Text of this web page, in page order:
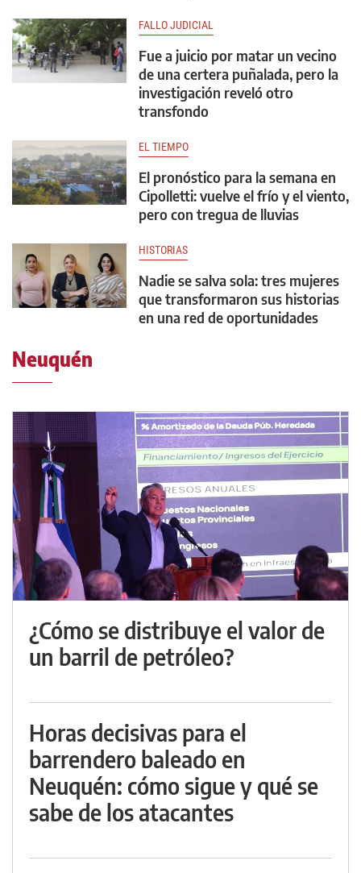
FALLO JUDICIAL
Fue a juicio por matar un vecino
de una certera puñalada, pero la
investigación reveló otro
transfondo
EL TIEMPO
El pronóstico para la semana en
Cipolletti: vuelve el frío y el viento,
pero con tregua de lluvias
HISTORIAS
Nadie se salva sola: tres mujeres
que transformaron sus historias
en una red de oportunidades
Neuquén
¿Cómo se distribuye el valor de
un barril de petróleo?
Horas decisivas para el
barrendero baleado en
Neuquén: cómo sigue y qué se
sabe de los atacantes